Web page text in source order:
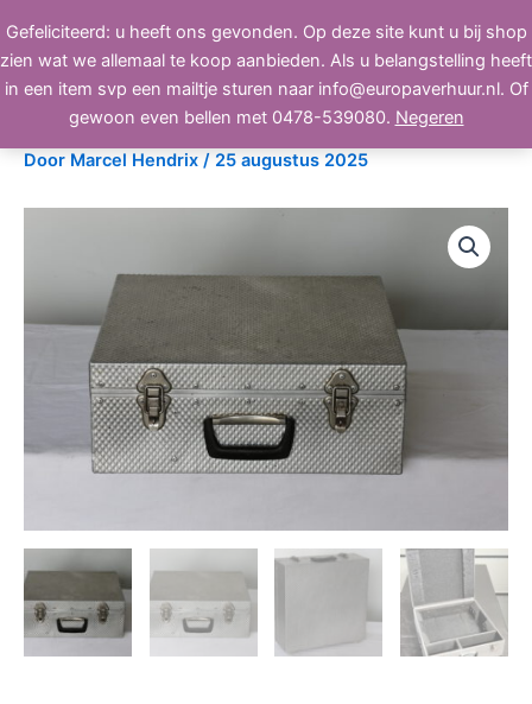
Gefeliciteerd: u heeft ons gevonden. Op deze site kunt u bij shop
zien wat we allemaal te koop aanbieden. Als u belangstelling heeft
in een item svp een mailtje sturen naar info@europaverhuur.nl. Of
gewoon even bellen met 0478-539080. Negeren
naar
de
inhoud
BEELD, GELUID, LICHT
Flightcase nr G13-14
Door Marcel Hendrix / 25 augustus 2025